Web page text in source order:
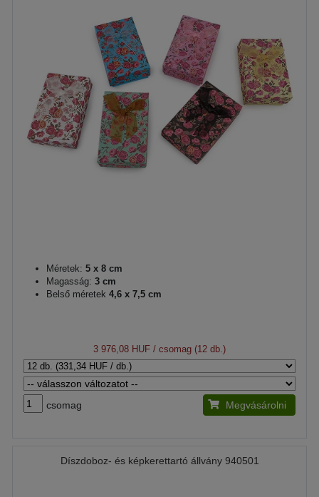
Méretek: 5 x 8 cm
Magasság: 3 cm
Belső méretek 4,6 x 7,5 cm
3 976,08 HUF / csomag (12 db.)
csomag Megvásárolni
Díszdoboz- és képkerettartó állvány 940501